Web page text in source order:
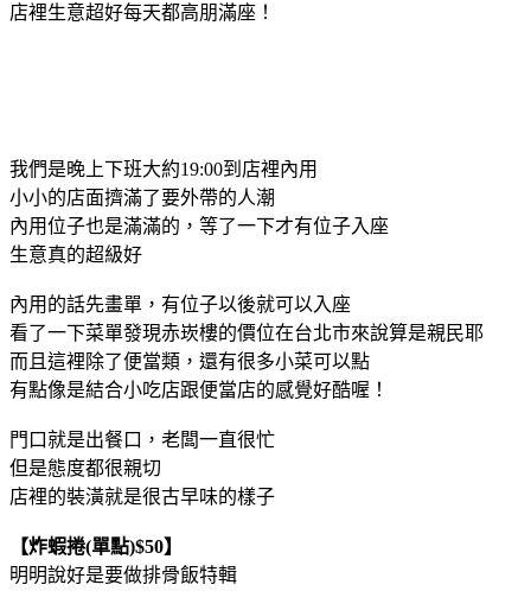
店裡生意超好每天都高朋滿座！
我們是晚上下班大約19:00到店裡內用
小小的店面擠滿了要外帶的人潮
內用位子也是滿滿的，等了一下才有位子入座
生意真的超級好
內用的話先畫單，有位子以後就可以入座
看了一下菜單發現赤崁樓的價位在台北市來說算是親民耶
而且這裡除了便當類，還有很多小菜可以點
有點像是結合小吃店跟便當店的感覺好酷喔！
門口就是出餐口，老闆一直很忙
但是態度都很親切
店裡的裝潢就是很古早味的樣子
【炸蝦捲(單點)$50】
明明說好是要做排骨飯特輯